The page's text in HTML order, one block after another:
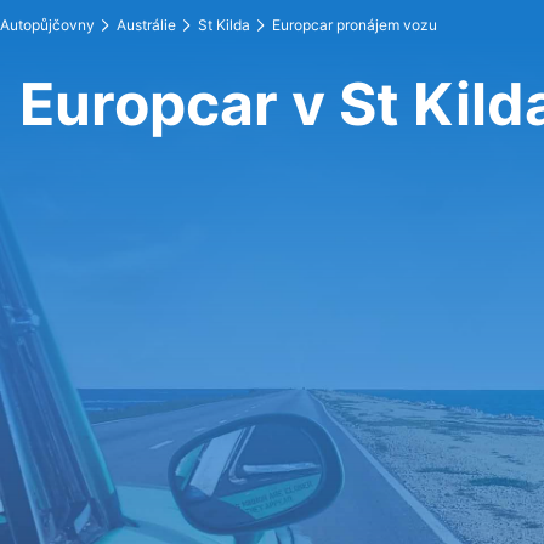
Autopůjčovny Austrálie St Kilda Europcar pronájem vozu
Europcar v St